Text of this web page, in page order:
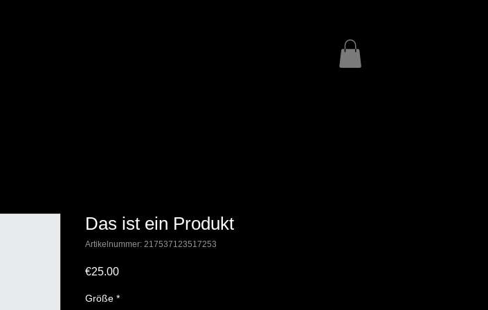
Das ist ein Produkt
Artikelnummer: 217537123517253
€25.00Preis
Größe *